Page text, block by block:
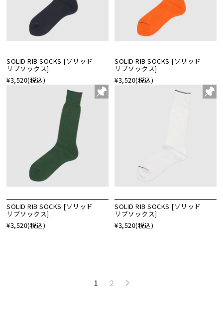
SOLID RIB SOCKS [ソリッド
リブソックス]
¥3,520(税込)
SOLID RIB SOCKS [ソリッド
リブソックス]
¥3,520(税込)
SOLID RIB SOCKS [ソリッド
リブソックス]
¥3,520(税込)
SOLID RIB SOCKS [ソリッド
リブソックス]
¥3,520(税込)
1 2